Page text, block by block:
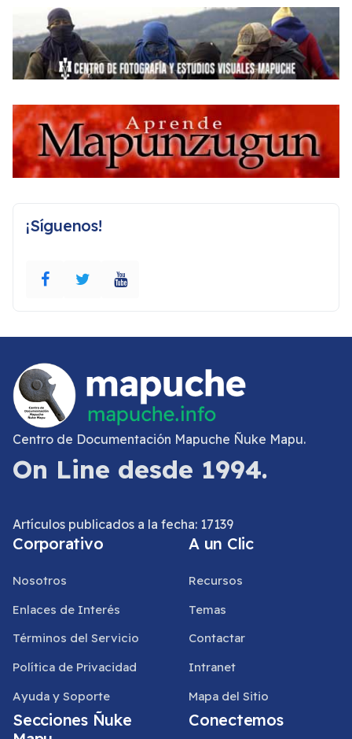
¡Síguenos!
Centro de Documentación Mapuche Ñuke Mapu.
On Line desde 1994.
Artículos publicados a la fecha: 17139
Corporativo
Nosotros
Enlaces de Interés
Términos del Servicio
Política de Privacidad
Ayuda y Soporte
A un Clic
Recursos
Temas
Contactar
Intranet
Mapa del Sitio
Secciones Ñuke
Conectemos